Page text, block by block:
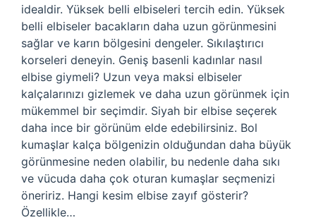
idealdir. Yüksek belli elbiseleri tercih edin. Yüksek
belli elbiseler bacakların daha uzun görünmesini
sağlar ve karın bölgesini dengeler. Sıkılaştırıcı
korseleri deneyin. Geniş basenli kadınlar nasıl
elbise giymeli? Uzun veya maksi elbiseler
kalçalarınızı gizlemek ve daha uzun görünmek için
mükemmel bir seçimdir. Siyah bir elbise seçerek
daha ince bir görünüm elde edebilirsiniz. Bol
kumaşlar kalça bölgenizin olduğundan daha büyük
görünmesine neden olabilir, bu nedenle daha sıkı
ve vücuda daha çok oturan kumaşlar seçmenizi
öneririz. Hangi kesim elbise zayıf gösterir?
Özellikle…